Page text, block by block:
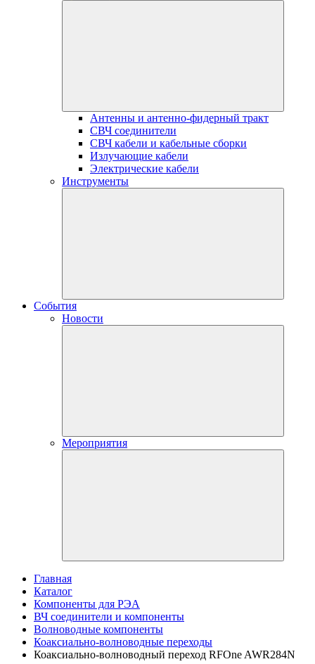
Антенны и антенно-фидерный тракт
СВЧ соединители
СВЧ кабели и кабельные сборки
Излучающие кабели
Электрические кабели
Инструменты
События
Новости
Мероприятия
Главная
Каталог
Компоненты для РЭА
ВЧ соединители и компоненты
Волноводные компоненты
Коаксиально-волноводные переходы
Коаксиально-волноводный переход RFOne AWR284N